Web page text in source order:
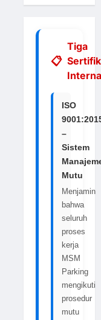
Tiga
ISO
–
Sistem
Mutu
Menjamin
bahwa
seluruh
proses
kerja
MSM
Parking
mengikuti
prosedur
mutu